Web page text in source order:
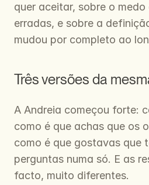
quer aceitar, sobre o
erradas, e sobre a
mudou por completo ao
Três versões da
A Andreia começou forte:
como é que achas que os
como é que gostavas que
perguntas numa só. E as
facto, muito diferentes.